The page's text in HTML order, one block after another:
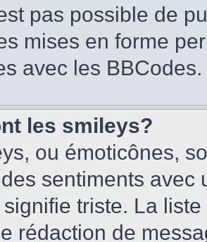
pas possible de
mises en forme
avec les BBCodes.
les smileys?
ou émoticônes,
sentiments avec
triste. La
rédaction de